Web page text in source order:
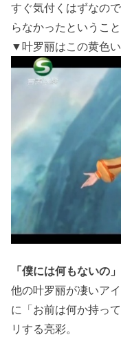
すぐ気付くはずなの
らなかったというこ
▼叶罗丽はこの黄色
「僕には何もないの」
他の叶罗丽が凄いア
に「お前は何か持っ
リする亮彩。